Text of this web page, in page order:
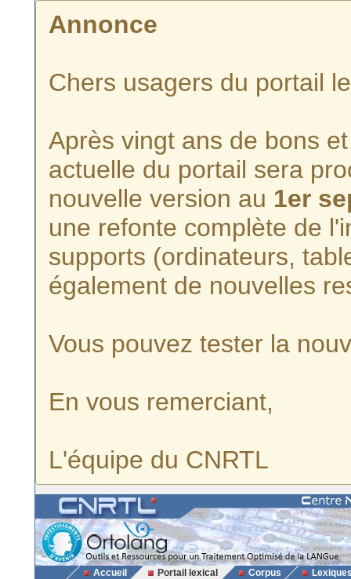
Annonce
Chers usagers du portail
Après vingt ans de bons
actuelle du portail sera
nouvelle version au 1er
une refonte complète de
supports (ordinateurs,
également de nouvelles
Vous pouvez tester la
En vous remerciant,
L'équipe du CNRTL
Accueil Portail lexical Corpus